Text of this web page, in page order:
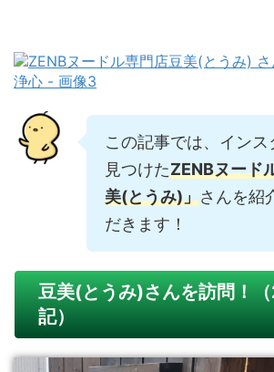
この記事では、インス
見つけたZENBヌード
美(とうみ)」さんを紹
だきます！
豆美(とうみ)さんを訪問！
記）